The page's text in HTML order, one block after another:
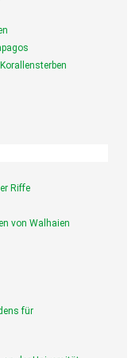
Riffe
von Walhaien
für